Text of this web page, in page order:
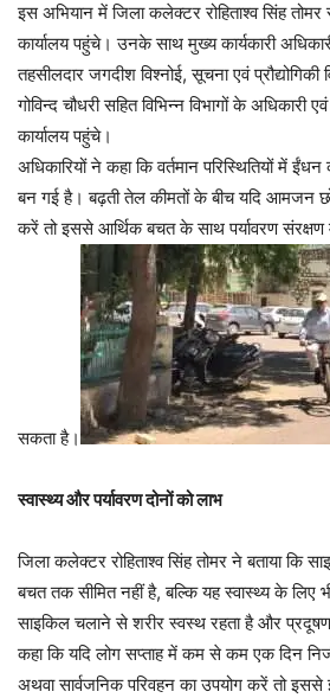
इस अभियान में जिला कलेक्टर रोहिताश्व सिंह
कार्यालय पहुंचे। उनके साथ मुख्य कार्यकारी
तहसीलदार जगदीश विश्नोई, सूचना एवं
गोविन्द चौधरी सहित विभिन्न विभागों के अधिकारी
कार्यालय पहुंचे।
अधिकारियों ने कहा कि वर्तमान परिस्थितियों में
बन गई है। बढ़ती तेल कीमतों के बीच यदि आमजन
करें तो इससे आर्थिक बचत के साथ पर्यावरण संरक्षण
सकता है।
स्वास्थ्य और पर्यावरण दोनों को लाभ
जिला कलेक्टर रोहिताश्व सिंह तोमर ने बताया कि
बचत तक सीमित नहीं है, बल्कि यह स्वास्थ्य के लिए
साइकिल चलाने से शरीर स्वस्थ रहता है और
कहा कि यदि लोग सप्ताह में कम से कम एक दिन
अथवा सार्वजनिक परिवहन का उपयोग करें तो